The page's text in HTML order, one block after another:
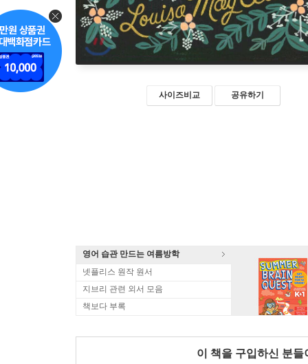
사이즈비교 공유하기
영어 습관 만드는 여름방학
넷플리스 원작 원서
지브리 관련 외서 모음
책보다 부록
이 책을 구입하신 분